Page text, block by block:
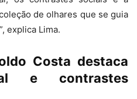
de olhares que se guia
explica Lima.
Costa destaca
e contrastes